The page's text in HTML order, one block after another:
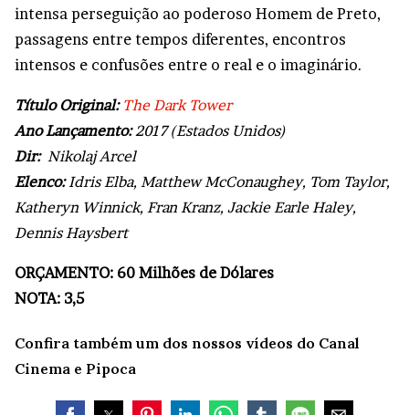
intensa perseguição ao poderoso Homem de Preto,
passagens entre tempos diferentes, encontros
intensos e confusões entre o real e o imaginário.
Título Original: The Dark Tower
Ano Lançamento:2017 (Estados Unidos)
Dir: Nikolaj Arcel
Elenco: Idris Elba, Matthew McConaughey, Tom Taylor,
Katheryn Winnick, Fran Kranz, Jackie Earle Haley,
Dennis Haysbert
ORÇAMENTO: 60 Milhões de Dólares
NOTA: 3,5
Confira também um dos nossos vídeos do Canal
Cinema e Pipoca